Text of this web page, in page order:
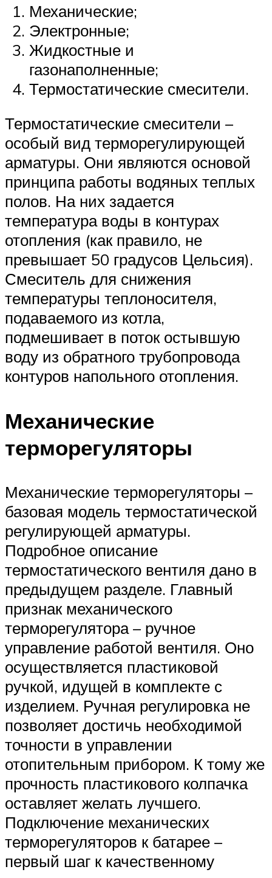
Механические;
Электронные;
Жидкостные и
газонаполненные;
Термостатические смесители.
Термостатические смесители –
особый вид терморегулирующей
арматуры. Они являются основой
принципа работы водяных теплых
полов. На них задается
температура воды в контурах
отопления (как правило, не
превышает 50 градусов Цельсия).
Смеситель для снижения
температуры теплоносителя,
подаваемого из котла,
подмешивает в поток остывшую
воду из обратного трубопровода
контуров напольного отопления.
Механические
терморегуляторы
Механические терморегуляторы –
базовая модель термостатической
регулирующей арматуры.
Подробное описание
термостатического вентиля дано в
предыдущем разделе. Главный
признак механического
терморегулятора – ручное
управление работой вентиля. Оно
осуществляется пластиковой
ручкой, идущей в комплекте с
изделием. Ручная регулировка не
позволяет достичь необходимой
точности в управлении
отопительным прибором. К тому же
прочность пластикового колпачка
оставляет желать лучшего.
Подключение механических
терморегуляторов к батарее –
первый шаг к качественному